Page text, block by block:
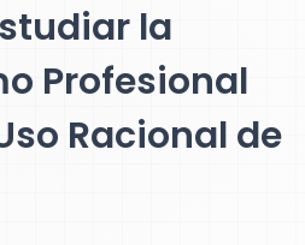
la
Profesional
Racional de